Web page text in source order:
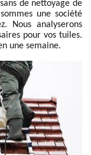
de nettoyage de
une société
Nous analyserons
pour vos tuiles.
une semaine.